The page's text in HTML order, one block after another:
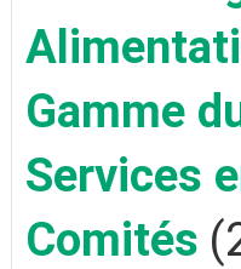
Gamme
Services
Comités